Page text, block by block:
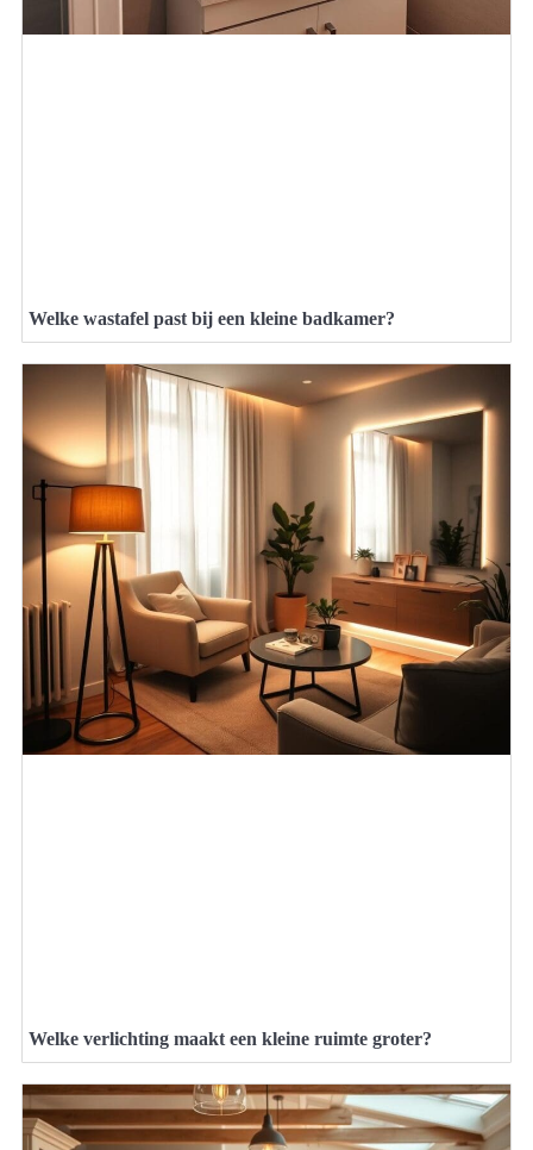
Welke wastafel past bij een kleine badkamer?
Welke verlichting maakt een kleine ruimte groter?